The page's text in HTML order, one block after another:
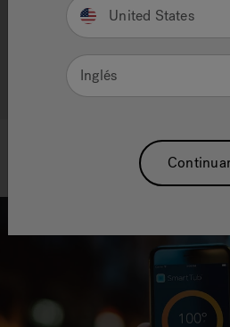
Explore productos de
United States
Inglés